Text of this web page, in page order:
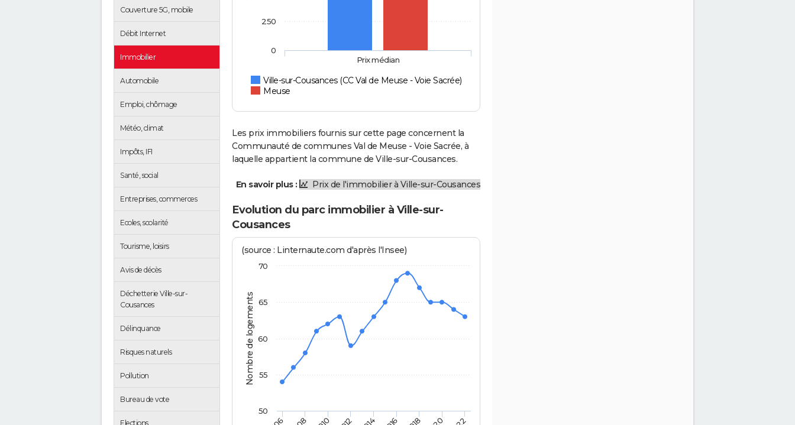
Couverture 5G, mobile
Débit Internet
Immobilier
Automobile
Emploi, chômage
Météo, climat
Impôts, IFI
Santé, social
Entreprises, commerces
Ecoles, scolarité
Tourisme, loisirs
Avis de décès
Déchetterie Ville-sur-
Cousances
Délinquance
Risques naturels
Pollution
Bureau de vote
Elections
Ville-sur-Cousances (CC Val de Meuse - Voie Sacrée)
Meuse
Prix médian
0
250
Les prix immobiliers fournis sur cette page concernent la
Communauté de communes Val de Meuse - Voie Sacrée, à
laquelle appartient la commune de Ville-sur-Cousances.
En savoir plus : Prix de l'immobilier à Ville-sur-Cousances
Evolution du parc immobilier à Ville-sur-
Cousances
Nombre de logements
(source : Linternaute.com d'après l'Insee)
50
55
60
65
70